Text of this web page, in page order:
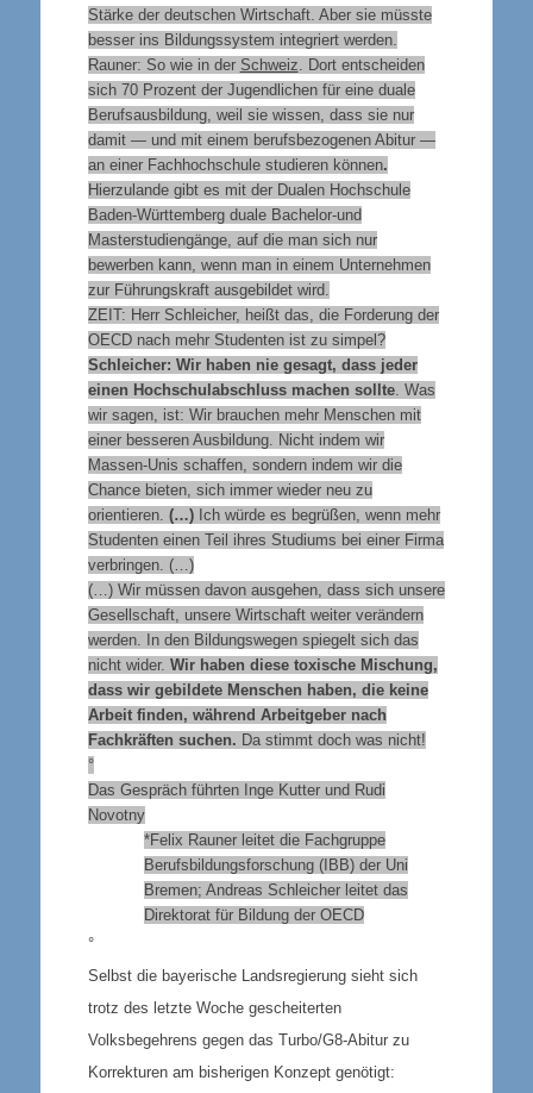
Stärke der deutschen Wirtschaft. Aber sie müsste
besser ins Bildungssystem integriert werden.
Rauner: So wie in der Schweiz . Dort entscheiden
sich 70 Prozent der Jugendlichen für eine duale
Berufsausbildung, weil sie wissen, dass sie nur
damit — und mit einem berufsbezogenen Abitur —
an einer Fachhochschule studieren können.
Hierzulande gibt es mit der Dualen Hochschule
Baden-Württemberg duale Bachelor-und
Masterstudiengänge, auf die man sich nur
bewerben kann, wenn man in einem Unternehmen
zur Führungskraft ausgebildet wird.
ZEIT: Herr Schleicher, heißt das, die Forderung der
OECD nach mehr Studenten ist zu simpel?
Schleicher: Wir haben nie gesagt, dass jeder
einen Hochschulabschluss machen sollte. Was
wir sagen, ist: Wir brauchen mehr Menschen mit
einer besseren Ausbildung. Nicht indem wir
Massen-Unis schaffen, sondern indem wir die
Chance bieten, sich immer wieder neu zu
orientieren. (…) Ich würde es begrüßen, wenn mehr
Studenten einen Teil ihres Studiums bei einer Firma
verbringen. (…)
(…) Wir müssen davon ausgehen, dass sich unsere
Gesellschaft, unsere Wirtschaft weiter verändern
werden. In den Bildungswegen spiegelt sich das
nicht wider. Wir haben diese toxische Mischung,
dass wir gebildete Menschen haben, die keine
Arbeit finden, während Arbeitgeber nach
Fachkräften suchen. Da stimmt doch was nicht!
°
Das Gespräch führten Inge Kutter und Rudi
Novotny
*Felix Rauner leitet die Fachgruppe
Berufsbildungsforschung (IBB) der Uni
Bremen; Andreas Schleicher leitet das
Direktorat für Bildung der OECD
°
Selbst die bayerische Landsregierung sieht sich
trotz des letzte Woche gescheiterten
Volksbegehrens gegen das Turbo/G8-Abitur zu
Korrekturen am bisherigen Konzept genötigt: